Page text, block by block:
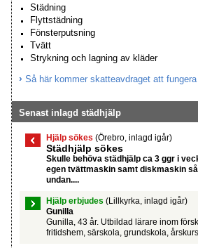
Städning
Flyttstädning
Fönsterputsning
Tvätt
Strykning och lagning av kläder
› Så här kommer skatteavdraget att fungera
Senast inlagd städhjälp
Hjälp sökes (Örebro, inlagd igår)
Städhjälp sökes
Skulle behöva städhjälp ca 3 ggr i
egen tvättmaskin samt diskmaskin
undan....
Hjälp erbjudes (Lillkyrka, inlagd igår)
Gunilla
Gunilla, 43 år. Utbildad lärare inom
fritidshem, särskola, grundskola,